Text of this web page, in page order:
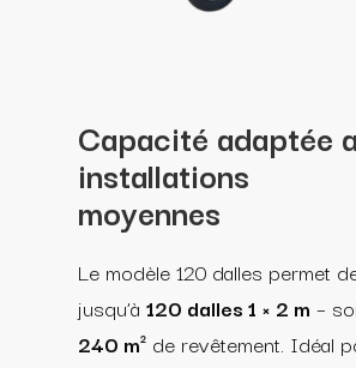
Capacité adaptée
installations
moyennes
Le modèle 120 dalles permet
jusqu’à 120 dalles 1 × 2 m –
240 m²de revêtement. Idéal